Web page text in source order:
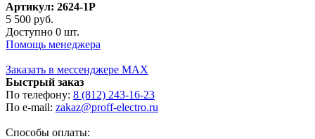
Артикул: 2624-1P
5 500 руб.
Доступно 0 шт.
Помощь менеджера
Заказать в мессенджере MAX
Быстрый заказ
По телефону: 8 (812) 243-16-23
По e-mail: zakaz@proff-electro.ru
Способы оплаты: